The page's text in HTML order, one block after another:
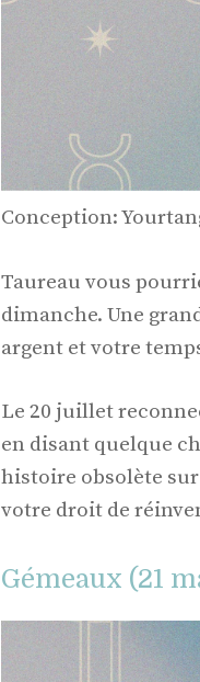
Conception:
Taureau vous
dimanche. Une
argent et votre
Le 20 juillet
en disant quelque
histoire obsolète sur
votre droit de
Gémeaux (21